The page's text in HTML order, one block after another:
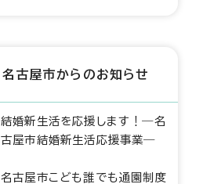
名古屋市からのお知らせ
結婚新生活を応援します！―名
古屋市結婚新生活応援事業―
名古屋市こども誰でも通園制度